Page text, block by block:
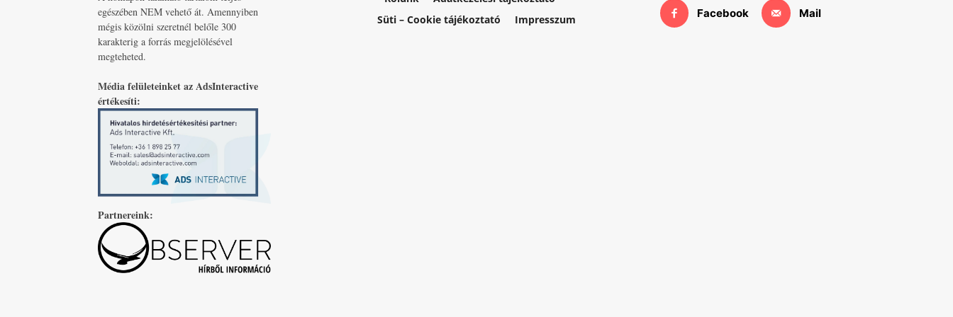
egészében NEM vehető át. Amennyiben
mégis közölni szeretnél belőle 300
karakterig a forrás megjelölésével
megteheted.
Média felületeinket az AdsInteractive
értékesíti:
Partnereink:
Süti – Cookie tájékoztató
Impresszum
Facebook Mail